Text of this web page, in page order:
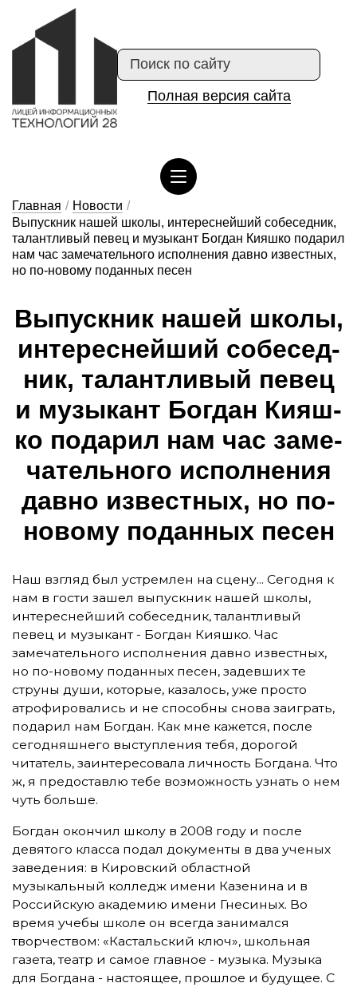
Полная версия сайта
Главная / Новости /
Выпускник нашей школы, интереснейший собеседник,
талантливый певец и музыкант Богдан Кияшко подарил
нам час замечательного исполнения давно известных,
но по-новому поданных песен
Вы­пус­кник на­шей шко­лы,
ин­те­рес­ней­ший со­бе­сед­
ник, та­лан­тли­вый пе­вец
и му­зы­кант Бог­дан Ки­яш­
ко по­да­рил нам час за­ме­
ча­тель­но­го ис­полне­ния
дав­но из­вес­тных, но по-
но­во­му по­дан­ных пе­сен
Наш взгляд был устремлен на сцену... Сегодня к
нам в гости зашел выпускник нашей школы,
интереснейший собеседник, талантливый
певец и музыкант - Богдан Кияшко. Час
замечательного исполнения давно известных,
но по-новому поданных песен, задевших те
струны души, которые, казалось, уже просто
атрофировались и не способны снова заиграть,
подарил нам Богдан. Как мне кажется, после
сегодняшнего выступления тебя, дорогой
читатель, заинтересовала личность Богдана. Что
ж, я предоставлю тебе возможность узнать о нем
чуть больше.
Богдан окончил школу в 2008 году и после
девятого класса подал документы в два ученых
заведения: в Кировский областной
музыкальный колледж имени Казенина и в
Российскую академию имени Гнесиных. Во
время учебы школе он всегда занимался
творчеством: «Кастальский ключ», школьная
газета, театр и самое главное - музыка. Музыка
для Богдана - настоящее, прошлое и будущее. С